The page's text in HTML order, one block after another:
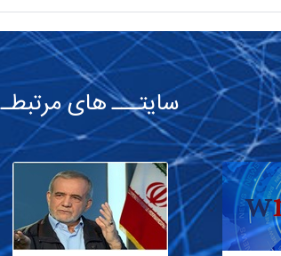
سایتـــ های مرتبطـ